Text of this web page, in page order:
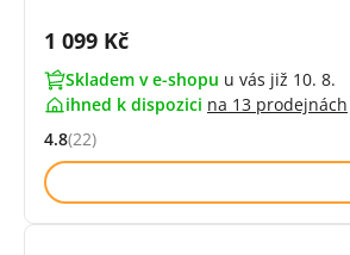
Cena s DPH:
1 099 Kč
Skladem v e-shopu u vás již 10. 8.
ihned k dispozici na 13 prodejnách
Hodnocení: 4.8 z 5 (22 recenzí)
4.8(22)